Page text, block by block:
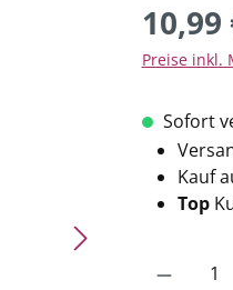
10,99
Preise inkl.
Sofort
Kauf
Top
Produkt